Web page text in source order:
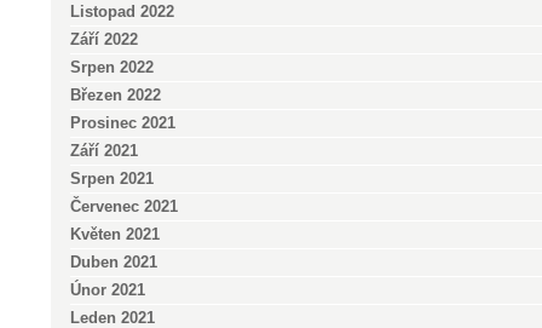
Listopad 2022
Září 2022
Srpen 2022
Březen 2022
Prosinec 2021
Září 2021
Srpen 2021
Červenec 2021
Květen 2021
Duben 2021
Únor 2021
Leden 2021